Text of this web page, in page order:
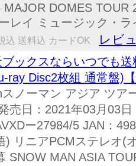
MAJOR DOMES TOUR
レイ ミュージック・ラ
込 送料込 カードOK レビ
ブックスならいつでも
ray Disc2枚組 通常盤)
ノーマン アジア ツア
売日：2021年03月03
ー27984/5 JAN：
) リニアPCMステレオ(
SNOW MAN ASIA